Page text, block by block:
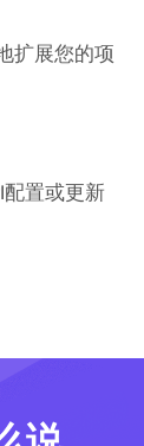
扩展您的项
置或更新